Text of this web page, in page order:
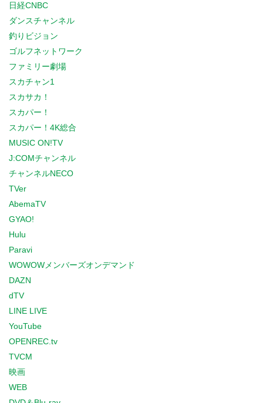
日経CNBC
ダンスチャンネル
釣りビジョン
ゴルフネットワーク
ファミリー劇場
スカチャン1
スカサカ！
スカパー！
スカパー！4K総合
MUSIC ON!TV
J:COMチャンネル
チャンネルNECO
TVer
AbemaTV
GYAO!
Hulu
Paravi
WOWOWメンバーズオンデマンド
DAZN
dTV
LINE LIVE
YouTube
OPENREC.tv
TVCM
映画
WEB